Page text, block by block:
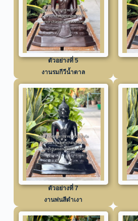
ตัวอย่างที่ 5
งานรมกีวีน้ำตาล
ตัวอย่างที่ 7
งานพ่นสีดำเงา